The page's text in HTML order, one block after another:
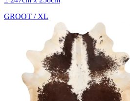
GROOT / XL